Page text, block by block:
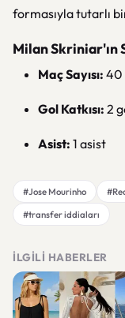
formasıyla tutarlı
Milan Skriniar'ın
Maç Sayısı: 40
Gol Katkısı: 2
Asist: 1 asist
#Jose Mourinho
#transfer iddiaları
İLGILI HABERLER